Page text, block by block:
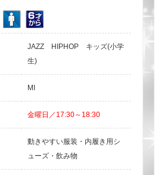
JAZZ HIPHOP キッズ(小学
生)
MI
金曜日／17:30～18:30
動きやすい服装・内履き用シ
ューズ・飲み物